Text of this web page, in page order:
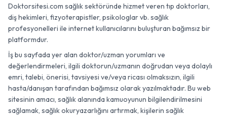
Doktorsitesi.com sağlık sektöründe hizmet veren tıp doktorları,
diş hekimleri, fizyoterapistler, psikologlar vb. sağlık
profesyonelleri ile internet kullanıcılarını buluşturan bağımsız bir
platformdur.
İş bu sayfada yer alan doktor/uzman yorumları ve
değerlendirmeleri, ilgili doktorun/uzmanın doğrudan veya dolaylı
emri, talebi, önerisi, tavsiyesi ve/veya ricası olmaksızın, ilgili
hasta/danışan tarafından bağımsız olarak yazılmaktadır. Bu web
sitesinin amacı, sağlık alanında kamuoyunun bilgilendirilmesini
sağlamak, sağlık okuryazarlığını artırmak, kişilerin sağlık